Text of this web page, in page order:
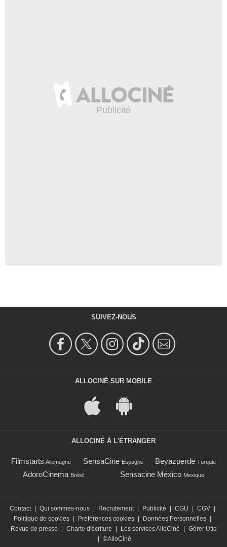
SUIVEZ-NOUS
ALLOCINÉ SUR MOBILE
ALLOCINÉ À L'ÉTRANGER
Filmstarts Allemagne SensaCine Espagne Beyazperde Turquie
AdoroCinema Brésil Sensacine México Mexique
Contact | Qui sommes-nous | Recrutement | Publicité | CGU | CGV |
Politique de cookies | Préférences cookies | Données Personnelles |
Revue de presse
| Charte d'écriture | Les services AlloCiné | Gérer Utiq
| ©AlloCiné